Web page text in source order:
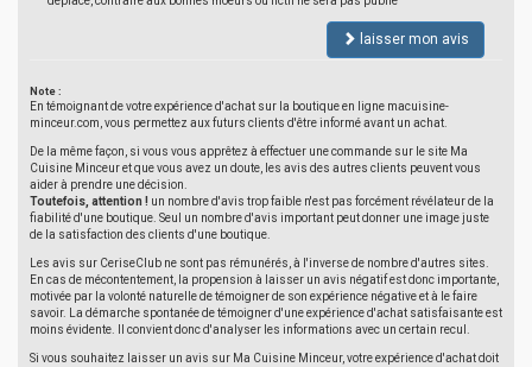
laisser mon avis
Note :
En témoignant de votre expérience d'achat sur la boutique en ligne macuisine-
minceur.com, vous permettez aux futurs clients d'être informé avant un achat.
De la même façon, si vous vous apprêtez à effectuer une commande sur le site Ma
Cuisine Minceur et que vous avez un doute, les avis des autres clients peuvent vous
aider à prendre une décision.
Toutefois, attention ! un nombre d'avis trop faible n'est pas forcément révélateur de la
fiabilité d'une boutique. Seul un nombre d'avis important peut donner une image juste
de la satisfaction des clients d'une boutique.
Les avis sur CeriseClub ne sont pas rémunérés, à l'inverse de nombre d'autres sites.
En cas de mécontentement, la propension à laisser un avis négatif est donc importante,
motivée par la volonté naturelle de témoigner de son expérience négative et à le faire
savoir. La démarche spontanée de témoigner d'une expérience d'achat satisfaisante est
moins évidente. Il convient donc d'analyser les informations avec un certain recul.
Si vous souhaitez laisser un avis sur Ma Cuisine Minceur, votre expérience d'achat doit